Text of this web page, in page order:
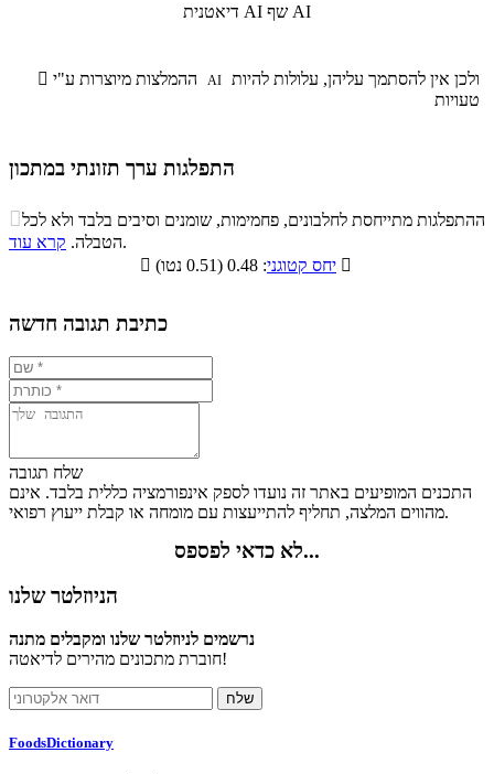
דיאטנית AI שף AI
 AI
טעויות
התפלגות ערך תזונתי במתכון
התפלגות ערך תזונתי במתכון
סיבים
תזונתיים
שומנים חלבונים
38.9% 26.2%
ההתפלגות מתייחסת לחלבונים, פחמימות, שומנים וסיבים בלבד ולא לכל
הטבלה. קרא עוד
.

יחס קטוגני 
כתיבת תגובה חדשה
שלח תגובה
התכנים המופיעים באתר זה נועדו לספק אינפורמציה כללית בלבד. אינם
מהווים המלצה, תחליף להתייעצות עם מומחה או קבלת ייעוץ רפואי.
לא כדאי לפספס...
הניוזלטר שלנו
נרשמים לניוזלטר שלנו ומקבלים מתנה
חוברת מתכונים מהירים לדיאטה!
FoodsDictionary